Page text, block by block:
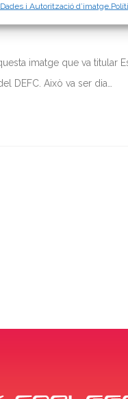
i Autorització d’imatge.
imatge que va titular
DEFC. Això va ser dia…